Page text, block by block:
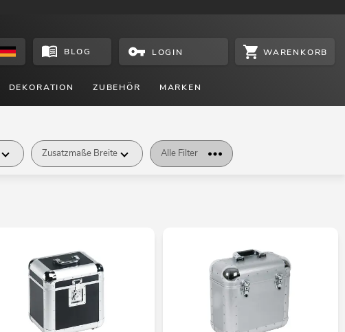
BLOG LOGIN WARENKORB
DEKORATION ZUBEHÖR MARKEN
Zusatzmaße Breite Alle Filter